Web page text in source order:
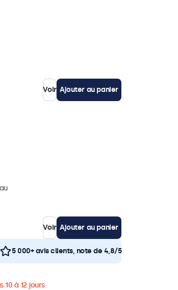
Voir Ajouter au panier
Voir Ajouter au panier
5 000+ avis clients, note de 4,8/5
10 à 12 jours